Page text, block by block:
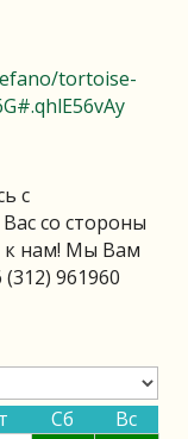
tortoise-
с
со стороны
к нам! Мы Вам
(312) 961960
Сб
Вс